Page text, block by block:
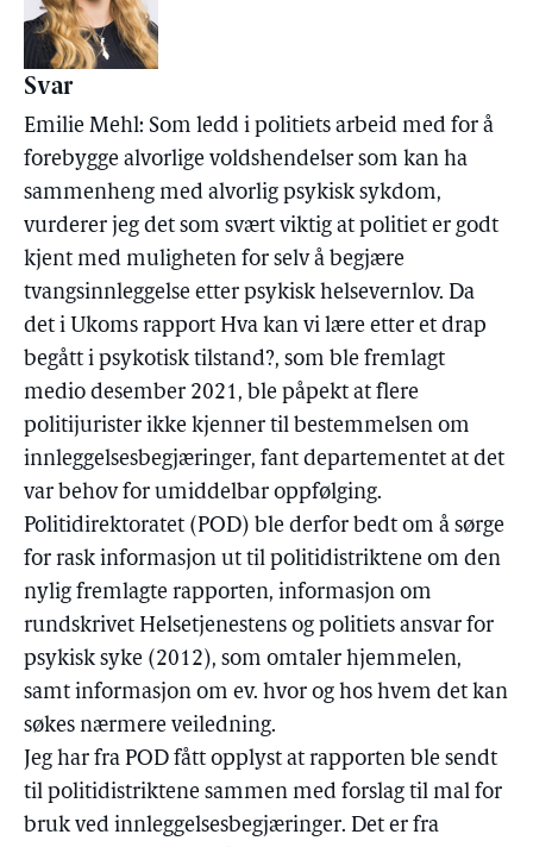
Svar
Emilie Mehl: Som ledd i politiets arbeid med for å
forebygge alvorlige voldshendelser som kan ha
sammenheng med alvorlig psykisk sykdom,
vurderer jeg det som svært viktig at politiet er godt
kjent med muligheten for selv å begjære
tvangsinnleggelse etter psykisk helsevernlov. Da
det i Ukoms rapport Hva kan vi lære etter et drap
begått i psykotisk tilstand?, som ble fremlagt
medio desember 2021, ble påpekt at flere
politijurister ikke kjenner til bestemmelsen om
innleggelsesbegjæringer, fant departementet at det
var behov for umiddelbar oppfølging.
Politidirektoratet (POD) ble derfor bedt om å sørge
for rask informasjon ut til politidistriktene om den
nylig fremlagte rapporten, informasjon om
rundskrivet Helsetjenestens og politiets ansvar for
psykisk syke (2012), som omtaler hjemmelen,
samt informasjon om ev. hvor og hos hvem det kan
søkes nærmere veiledning.
Jeg har fra POD fått opplyst at rapporten ble sendt
til politidistriktene sammen med forslag til mal for
bruk ved innleggelsesbegjæringer. Det er fra